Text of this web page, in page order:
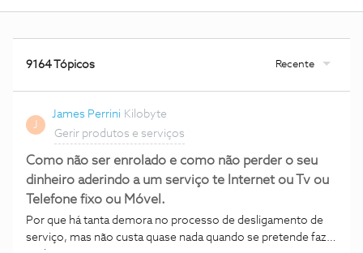
9164 Tópicos Recente
J
James Perrini Kilobyte
Gerir produtos e serviços
Como não ser enrolado e como não perder o seu
dinheiro aderindo a um serviço te Internet ou Tv ou
Telefone fixo ou Móvel.
Por que há tanta demora no processo de desligamento de
serviço, mas não custa quase nada quando se pretende fazer